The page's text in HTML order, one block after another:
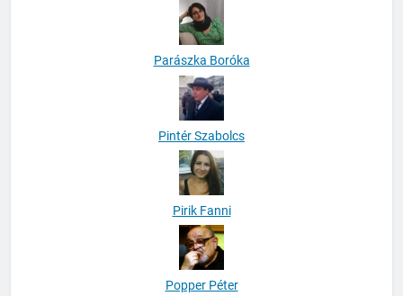
Parászka Boróka
Pintér Szabolcs
Pirik Fanni
Popper Péter